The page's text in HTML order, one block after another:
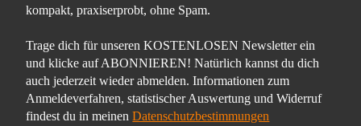
kompakt, praxiserprobt, ohne Spam.
Trage dich für unseren KOSTENLOSEN Newsletter ein
und klicke auf ABONNIEREN! Natürlich kannst du dich
auch jederzeit wieder abmelden. Informationen zum
Anmeldeverfahren, statistischer Auswertung und Widerruf
findest du in meinenDatenschutzbestimmungen